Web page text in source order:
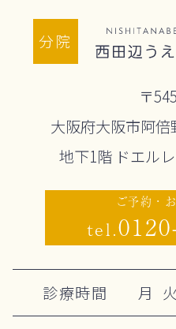
分院
〒
大阪府大阪市阿
地下1階 ドエル
ご予約・
tel.
診療時間 月 火